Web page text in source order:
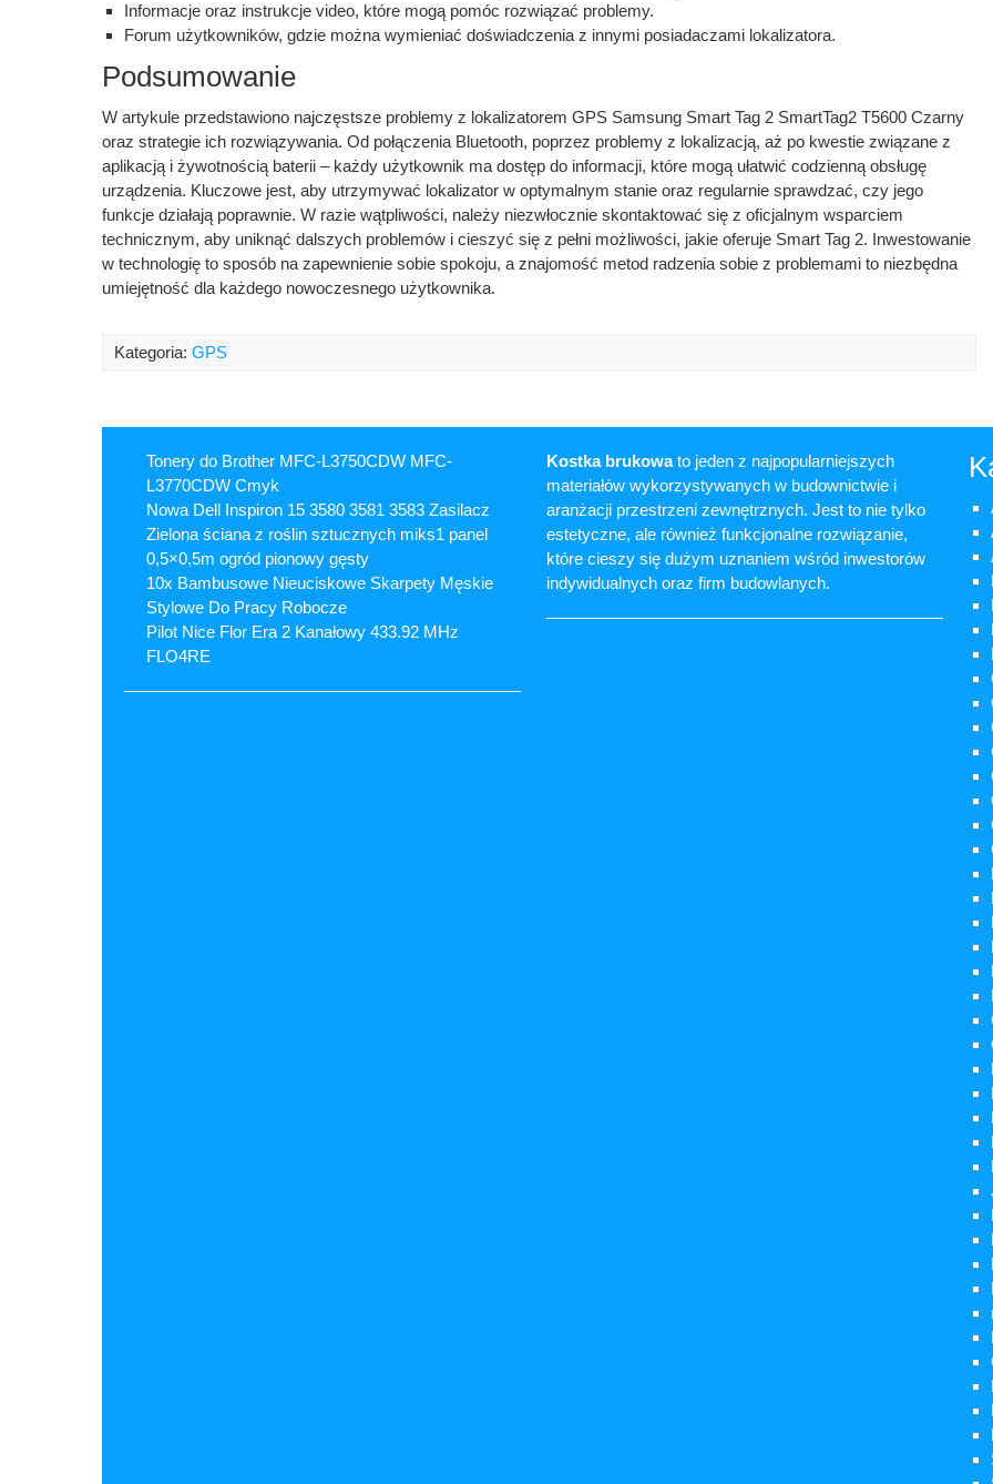
Informacje oraz instrukcje video, które mogą pomóc rozwiązać problemy.
Forum użytkowników, gdzie można wymieniać doświadczenia z innymi posiadaczami lokalizatora.
Podsumowanie
W artykule przedstawiono najczęstsze problemy z lokalizatorem GPS Samsung Smart Tag 2 SmartTag2 T5600 Czarny
oraz strategie ich rozwiązywania. Od połączenia Bluetooth, poprzez problemy z lokalizacją, aż po kwestie związane z
aplikacją i żywotnością baterii – każdy użytkownik ma dostęp do informacji, które mogą ułatwić codzienną obsługę
urządzenia. Kluczowe jest, aby utrzymywać lokalizator w optymalnym stanie oraz regularnie sprawdzać, czy jego
funkcje działają poprawnie. W razie wątpliwości, należy niezwłocznie skontaktować się z oficjalnym wsparciem
technicznym, aby uniknąć dalszych problemów i cieszyć się z pełni możliwości, jakie oferuje Smart Tag 2. Inwestowanie
w technologię to sposób na zapewnienie sobie spokoju, a znajomość metod radzenia sobie z problemami to niezbędna
umiejętność dla każdego nowoczesnego użytkownika.
Kategoria: GPS
Tonery do Brother MFC-L3750CDW MFC-
L3770CDW Cmyk
Nowa Dell Inspiron 15 3580 3581 3583 Zasilacz
Zielona ściana z roślin sztucznych miks1 panel
0,5×0,5m ogród pionowy gęsty
10x Bambusowe Nieuciskowe Skarpety Męskie
Stylowe Do Pracy Robocze
Pilot Nice Flor Era 2 Kanałowy 433.92 MHz
FLO4RE
Kostka brukowato jeden z najpopularniejszych
materiałów wykorzystywanych w budownictwie i
aranżacji przestrzeni zewnętrznych. Jest to nie tylko
estetyczne, ale również funkcjonalne rozwiązanie,
które cieszy się dużym uznaniem wśród inwestorów
indywidualnych oraz firm budowlanych.